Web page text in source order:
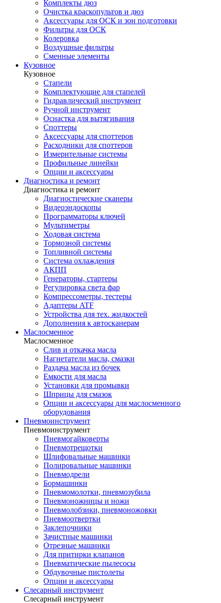
Комплекты дюз
Очистка краскопультов и дюз
Аксессуары для ОСК и зон подготовки
Фильтры для ОСК
Колеровка
Воздушные фильтры
Сменные элементы
Кузовное
Кузовное
Стапели
Комплектующие для стапелей
Гидравлический инструмент
Ручной инструмент
Оснастка для вытягивания
Споттеры
Аксессуары для споттеров
Расходники для споттеров
Измерительные системы
Профильные линейки
Опции и аксессуары
Диагностика и ремонт
Диагностика и ремонт
Диагностические сканеры
Видеоэндоскопы
Программаторы ключей
Мультиметры
Ходовая система
Тормозной системы
Топливной системы
Система охлаждения
АКПП
Генераторы, стартеры
Регулировка света фар
Компрессометры, тестеры
Адаптеры ATF
Устройства для тех. жидкостей
Дополнения к автосканерам
Маслосменное
Маслосменное
Слив и откачка масла
Нагнетатели масла, смазки
Раздача масла из бочек
Емкости для масла
Установки для промывки
Шприцы для смазок
Опции и аксессуары для маслосменного
оборудования
Пневмоинструмент
Пневмоинструмент
Пневмогайковерты
Пневмотрещотки
Шлифовальные машинки
Полировальные машинки
Пневмодрели
Бормашинки
Пневмомолотки, пневмозубила
Пневмоножницы и ножи
Пневмолобзики, пневмоножовки
Пневмоотвертки
Заклепочники
Зачистные машинки
Отрезные машинки
Для притирки клапанов
Пневматические пылесосы
Обдувочные пистолеты
Опции и аксессуары
Слесарный инструмент
Слесарный инструмент